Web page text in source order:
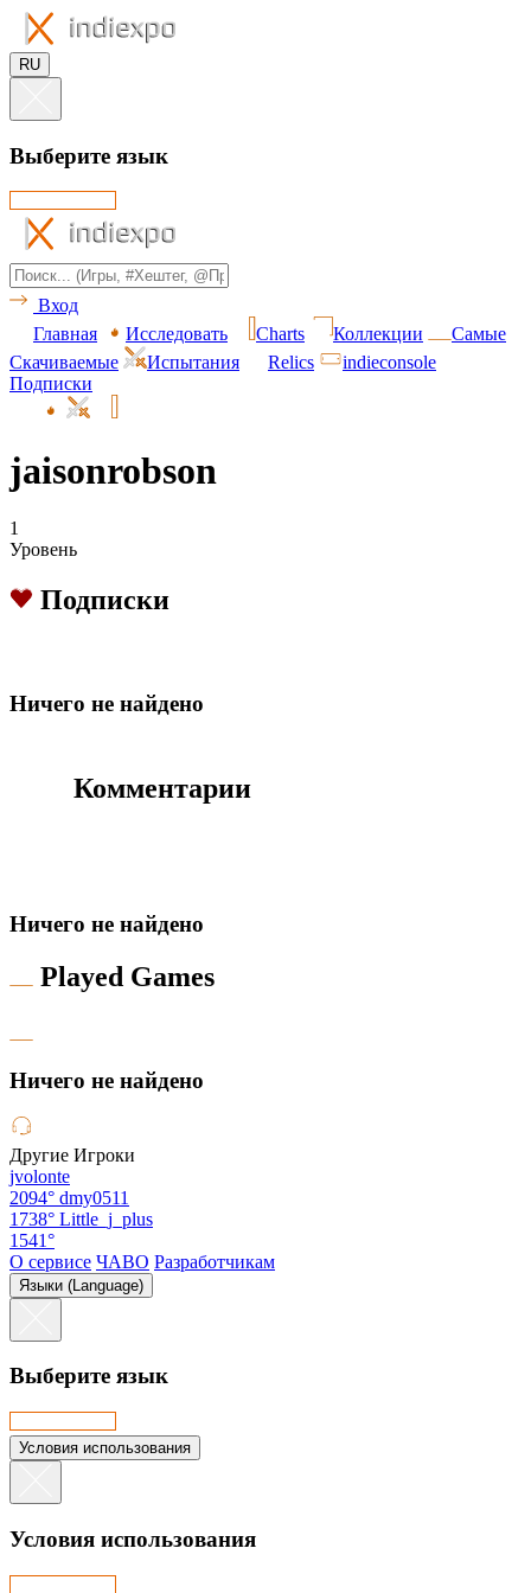
RU
Выберите язык
Вход
Главная
Исследовать Charts Коллекции
Самые
Скачиваемые
Испытания Relics
indieconsole
Подписки
jaisonrobson
1
Уровень
Подписки
Hичего не найдено
Комментарии
Hичего не найдено
Played Games
Hичего не найдено
Другие Игроки
jvolonte
2094° dmy0511
1738° Little_j_plus
1541°
О сервисе ЧАВО Разработчикам
Языки (Language)
Выберите язык
Условия использования
Условия использования